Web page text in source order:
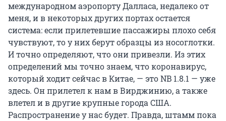
международном аэропорту Далласа, недалеко от
меня, и в некоторых других портах остается
система: если прилетевшие пассажиры плохо себя
чувствуют, то у них берут образцы из носоглотки.
И точно определяют, что они привезли. Из этих
определений мы точно знаем, что коронавирус,
который ходит сейчас в Китае, — это NB 1.8.1 — уже
здесь. Он прилетел к нам в Вирджинию, а также
влетел и в другие крупные города США.
Распространение у нас будет. Правда, штамм пока